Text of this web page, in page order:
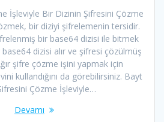
İşleviyle Bir Dizinin Şifresini Çözme
bir diziyi şifrelemenin tersidir.
bir base64 dizisi ile bitmek
dizisi alır ve şifresi çözülmüş
şifre çözme işini yapmak için
kullandığını da görebilirsiniz. Bayt
Çözme İşleviyle…
Devamı